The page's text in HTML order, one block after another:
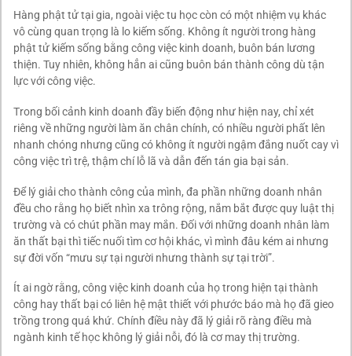
Hàng phật tử tại gia, ngoài việc tu học còn có một nhiệm vụ khác
vô cùng quan trọng là lo kiếm sống. Không ít người trong hàng
phật tử kiếm sống bằng công việc kinh doanh, buôn bán lương
thiện. Tuy nhiên, không hẳn ai cũng buôn bán thành công dù tận
lực với công việc.
Trong bối cảnh kinh doanh đầy biến động như hiện nay, chỉ xét
riêng về những người làm ăn chân chính, có nhiều người phất lên
nhanh chóng nhưng cũng có không ít người ngậm đắng nuốt cay vì
công việc trì trệ, thậm chí lỗ lã và dẫn đến tán gia bại sản.
Để lý giải cho thành công của mình, đa phần những doanh nhân
đều cho rằng họ biết nhìn xa trông rộng, nắm bắt được quy luật thị
trường và có chút phần may mắn. Đối với những doanh nhân làm
ăn thất bại thì tiếc nuối tìm cơ hội khác, vì mình đâu kém ai nhưng
sự đời vốn “mưu sự tại người nhưng thành sự tại trời”.
Ít ai ngờ rằng, công việc kinh doanh của họ trong hiện tại thành
công hay thất bại có liên hệ mật thiết với phước báo mà họ đã gieo
trồng trong quá khứ. Chính điều này đã lý giải rõ ràng điều mà
ngành kinh tế học không lý giải nỗi, đó là cơ may thị trường.